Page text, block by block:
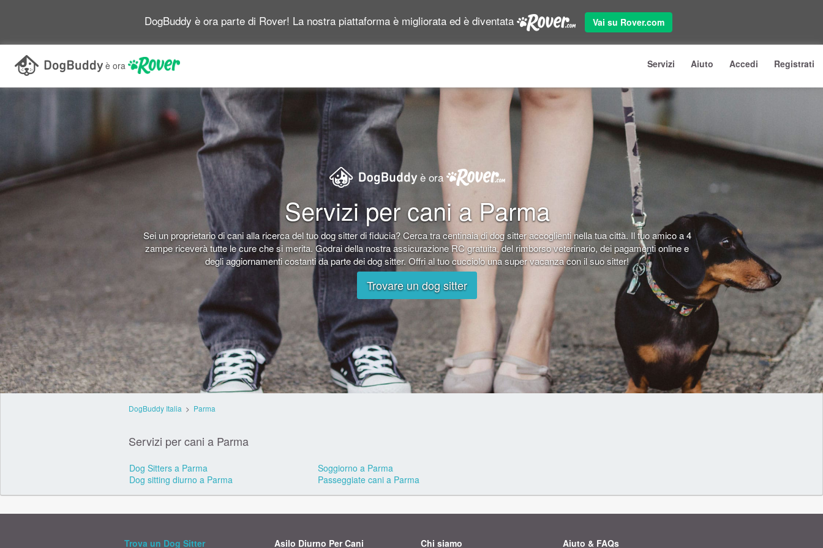
DogBuddy è ora parte di Rover! La nostra piattaforma è migliorata ed è diventata Vai su Rover.com
è ora Servizi Aiuto Accedi Registrati
è ora
Servizi per cani a Parma
Sei un proprietario di cani alla ricerca del tuo dog sitter di fiducia? Cerca tra centinaia di dog sitter accoglienti nella tua città. Il tuo amico a 4
zampe riceverà tutte le cure che si merita. Godrai della nostra assicurazione RC gratuita, del rimborso veterinario, dei pagamenti online e
degli aggiornamenti costanti da parte dei dog sitter. Offri al tuo cucciolo una super vacanza con il suo sitter!
Trovare un dog sitter
DogBuddy Italia > Parma
Servizi per cani a Parma
Dog Sitters a Parma
Soggiorno a Parma
Dog sitting diurno a Parma
Passeggiate cani a Parma
Trova un Dog Sitter Asilo Diurno Per Cani Chi siamo Aiuto & FAQs